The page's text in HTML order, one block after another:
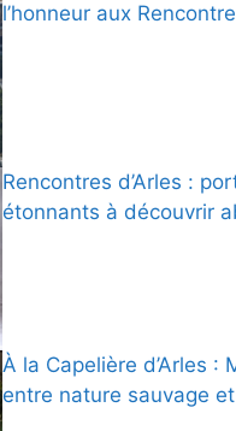
l’honneur aux
Rencontres d’Arles :
étonnants à découvrir
À la Capelière d’Arles :
entre nature sauvage